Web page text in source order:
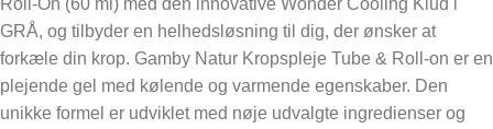
Roll-On (60 ml) med den innovative Wonder Cooling Klud i
GRÅ, og tilbyder en helhedsløsning til dig, der ønsker at
forkæle din krop. Gamby Natur Kropspleje Tube & Roll-on er en
plejende gel med kølende og varmende egenskaber. Den
unikke formel er udviklet med nøje udvalgte ingredienser og